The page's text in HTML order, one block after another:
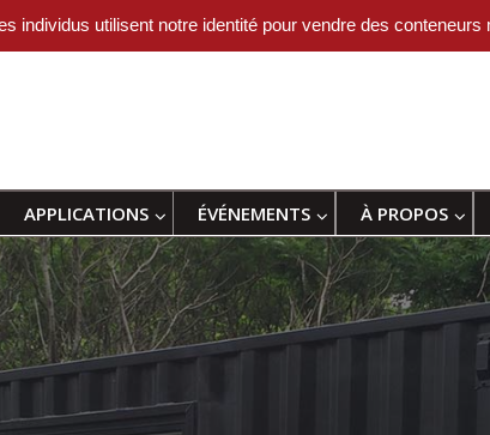
utilisent notre identité pour vendre des conteneurs
APPLICATIONS ÉVÉNEMENTS À PROPOS